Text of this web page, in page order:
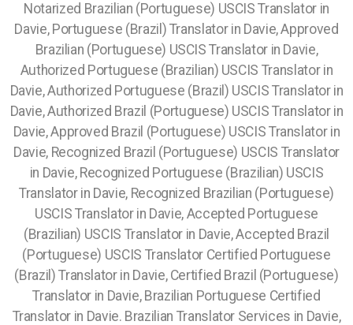
Notarized Brazilian (Portuguese) USCIS Translator in
Davie, Portuguese (Brazil) Translator in Davie, Approved
Brazilian (Portuguese) USCIS Translator in Davie,
Authorized Portuguese (Brazilian) USCIS Translator in
Davie, Authorized Portuguese (Brazil) USCIS Translator in
Davie, Authorized Brazil (Portuguese) USCIS Translator in
Davie, Approved Brazil (Portuguese) USCIS Translator in
Davie, Recognized Brazil (Portuguese) USCIS Translator
in Davie, Recognized Portuguese (Brazilian) USCIS
Translator in Davie, Recognized Brazilian (Portuguese)
USCIS Translator in Davie, Accepted Portuguese
(Brazilian) USCIS Translator in Davie, Accepted Brazil
(Portuguese) USCIS Translator Certified Portuguese
(Brazil) Translator in Davie, Certified Brazil (Portuguese)
Translator in Davie, Brazilian Portuguese Certified
Translator in Davie. Brazilian Translator Services in Davie,